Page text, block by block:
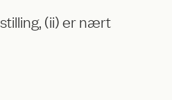
(ii) er nært